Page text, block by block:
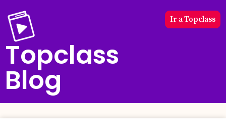
Topclass
Blog
Ir a Topclass